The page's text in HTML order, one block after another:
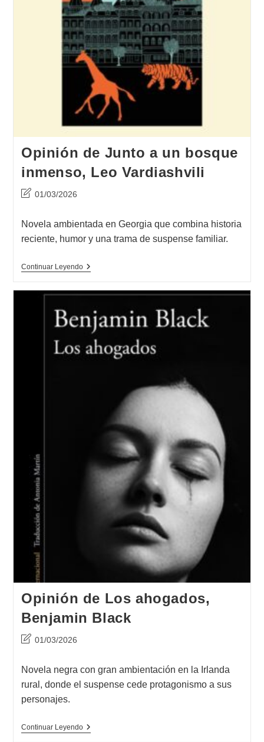
Opinión de Junto a un bosque
inmenso, Leo Vardiashvili
Última
la
entrada:
01/03/2026
Novela ambientada en Georgia que combina historia
reciente, humor y una trama de suspense familiar.
Continuar LeyendoOpinión
A
Bosque
Inmenso,
Leo
Vardiashvili
Opinión de Los ahogados,
Benjamin Black
Última
la
entrada:
01/03/2026
Novela negra con gran ambientación en la Irlanda
rural, donde el suspense cede protagonismo a sus
personajes.
Continuar LeyendoOpinión